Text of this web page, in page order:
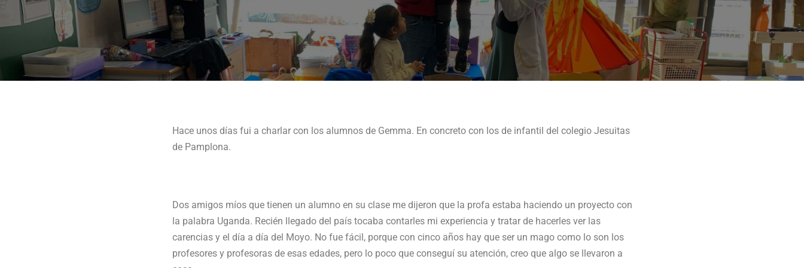
Hace unos días fui a charlar con los alumnos de Gemma. En concreto con los de infantil del colegio Jesuitas
de Pamplona.
Dos amigos míos que tienen un alumno en su clase me dijeron que la profa estaba haciendo un proyecto con
la palabra Uganda. Recién llegado del país tocaba contarles mi experiencia y tratar de hacerles ver las
carencias y el día a día del Moyo. No fue fácil, porque con cinco años hay que ser un mago como lo son los
profesores y profesoras de esas edades, pero lo poco que conseguí su atención, creo que algo se llevaron a